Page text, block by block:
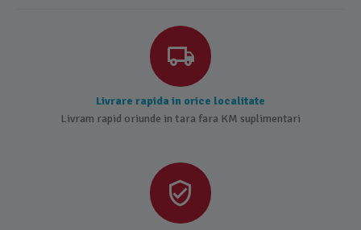
Livrare rapida in orice localitate
Livram rapid oriunde in tara fara KM suplimentari